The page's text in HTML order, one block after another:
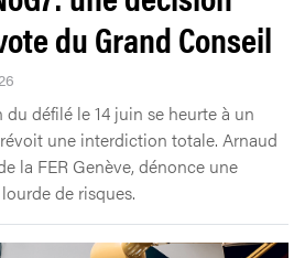
du Grand Conseil
défilé le 14 juin se heurte à un
une interdiction totale. Arnaud
la FER Genève, dénonce une
de risques.